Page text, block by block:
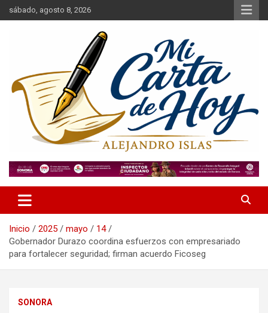
Saltar
al
sábado, agosto 8, 2026
Mi Carta de Hoy
Inicio 2025 mayo
14
Gobernador Durazo coordina esfuerzos con empresariado
para fortalecer seguridad; firman acuerdo Ficoseg
SONORA